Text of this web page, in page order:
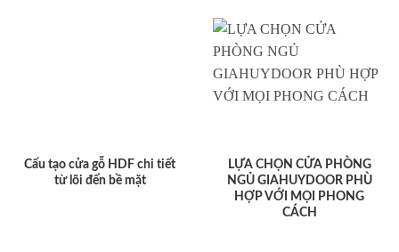
Cấu tạo cửa gỗ HDF chi tiết
từ lõi đến bề mặt
LỰA CHỌN CỬA PHÒNG
NGỦ GIAHUYDOOR PHÙ
HỢP VỚI MỌI PHONG
CÁCH